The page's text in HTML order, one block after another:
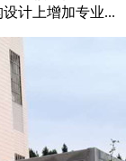
计上增加专业...